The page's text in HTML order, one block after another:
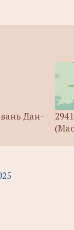
Дан-